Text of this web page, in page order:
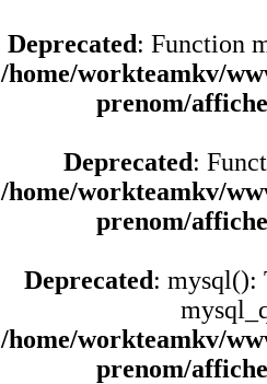
Deprecated: Function
/home/workteamkv/
prenom/
Deprecated:
/home/workteamkv/
prenom/
Deprecated: mysql():
/home/workteamkv/
prenom/